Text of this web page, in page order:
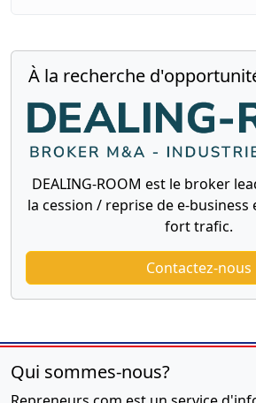
À la recherche
DEALING-ROOM est le broker
la cession / reprise de e-
fort trafic.
Contactez-nous
Qui sommes-nous?